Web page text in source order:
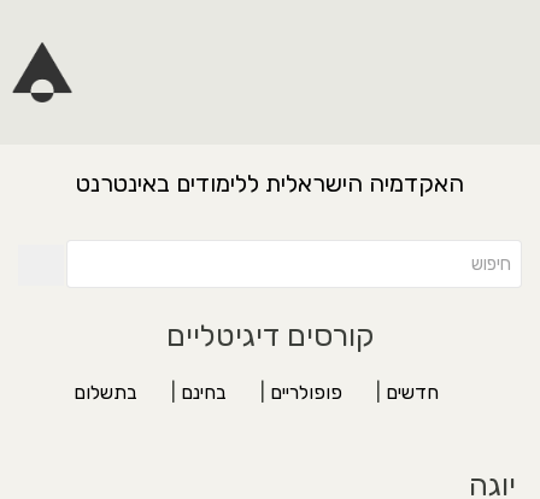
האקדמיה הישראלית ללימודים באינטרנט
קורסים דיגיטליים
חדשים פופולריים בחינם בתשלום
יוגה